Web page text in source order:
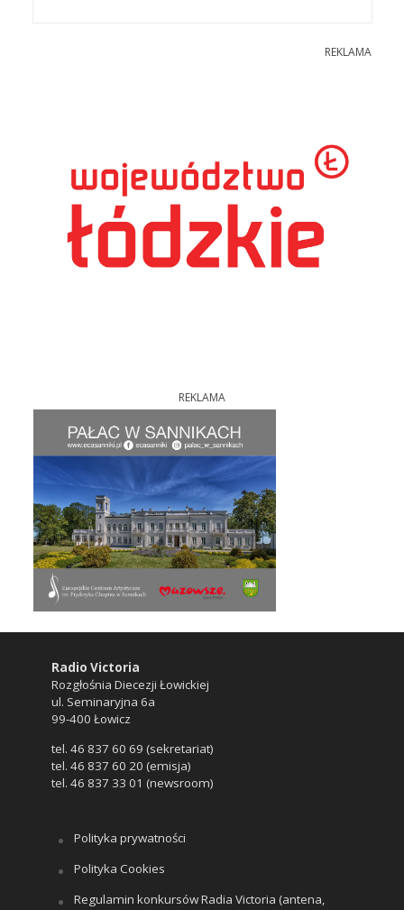
REKLAMA
REKLAMA
Radio Victoria
Rozgłośnia Diecezji Łowickiej
ul. Seminaryjna 6a
99-400 Łowicz
tel. 46 837 60 69 (sekretariat)
tel. 46 837 60 20 (emisja)
tel. 46 837 33 01 (newsroom)
Polityka prywatności
Polityka Cookies
Regulamin konkursów Radia Victoria (antena,